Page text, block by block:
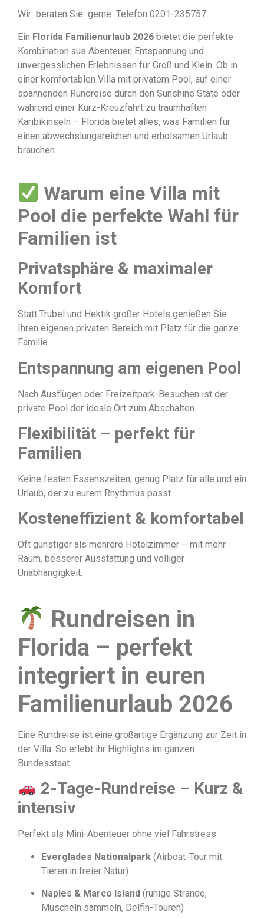
Wir beraten Sie gerne Telefon 0201-235757
Ein Florida Familienurlaub 2026 bietet die perfekte
Kombination aus Abenteuer, Entspannung und
unvergesslichen Erlebnissen für Groß und Klein. Ob in
einer komfortablen Villa mit privatem Pool, auf einer
spannenden Rundreise durch den Sunshine State oder
während einer Kurz-Kreuzfahrt zu traumhaften
Karibikinseln – Florida bietet alles, was Familien für
einen abwechslungsreichen und erholsamen Urlaub
brauchen.
Warum eine Villa mit
Pool die perfekte Wahl für
Familien ist
Privatsphäre & maximaler
Komfort
Statt Trubel und Hektik großer Hotels genießen Sie
Ihren eigenen privaten Bereich mit Platz für die ganze
Familie.
Entspannung am eigenen Pool
Nach Ausflügen oder Freizeitpark-Besuchen ist der
private Pool der ideale Ort zum Abschalten.
Flexibilität – perfekt für
Familien
Keine festen Essenszeiten, genug Platz für alle und ein
Urlaub, der zu eurem Rhythmus passt.
Kosteneffizient & komfortabel
Oft günstiger als mehrere Hotelzimmer – mit mehr
Raum, besserer Ausstattung und völliger
Unabhängigkeit.
Rundreisen in
Florida – perfekt
integriert in euren
Familienurlaub 2026
Eine Rundreise ist eine großartige Ergänzung zur Zeit in
der Villa. So erlebt ihr Highlights im ganzen
Bundesstaat.
2-Tage-Rundreise – Kurz &
intensiv
Perfekt als Mini-Abenteuer ohne viel Fahrstress:
Everglades Nationalpark (Airboat-Tour mit
Tieren in freier Natur)
Naples & Marco Island (ruhige Strände,
Muscheln sammeln, Delfin-Touren)